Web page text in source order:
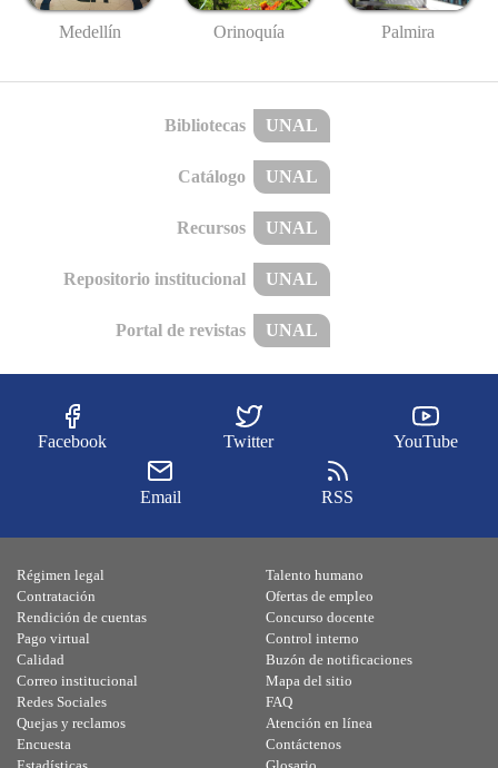
Medellín Orinoquía Palmira
Bibliotecas UNAL
Catálogo UNAL
Recursos UNAL
Repositorio institucional UNAL
Portal de revistas UNAL
Facebook Twitter YouTube
Email RSS
Régimen legal
Contratación
Rendición de cuentas
Pago virtual
Calidad
Talento humano
Ofertas de empleo
Concurso docente
Control interno
Buzón de notificaciones
Correo institucional
Redes Sociales
Quejas y reclamos
Encuesta
Mapa del sitio
FAQ
Atención en línea
Contáctenos